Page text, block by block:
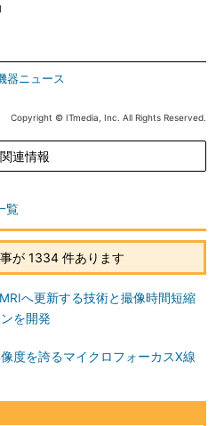
器ニュース
Copyright © ITmedia, Inc. All Rights Reserved.
関連情報
覧
が 1334 件あります
へ更新する技術と撮像時間短縮
を開発
度を誇るマイクロフォーカスX線